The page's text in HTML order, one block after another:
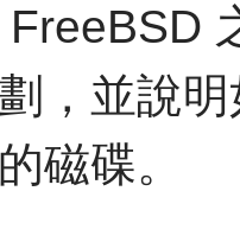
，並說
磁碟。